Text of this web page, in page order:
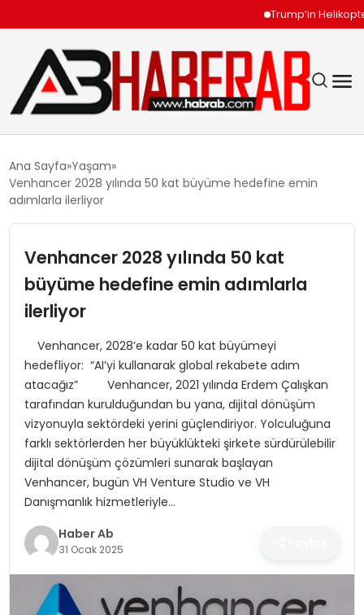
Trump’in Helikopteri
EKONOMI
TEKNOLOJI
SAĞLIK
MAGAZIN
YAŞAM
Ana Sayfa Yaşam
Venhancer 2028 yılında 50 kat büyüme hedefine emin
adımlarla ilerliyor
Venhancer 2028 yılında 50 kat
büyüme hedefine emin adımlarla
ilerliyor
Venhancer, 2028’e kadar 50 kat büyümeyi
hedefliyor: “AI’yi kullanarak global rekabete adım
atacağız” Venhancer, 2021 yılında Erdem Çalışkan
tarafından kurulduğundan bu yana, dijital dönüşüm
vizyonuyla sektördeki yerini güçlendiriyor. Yolculuğuna
farklı sektörlerden her büyüklükteki şirkete sürdürülebilir
dijital dönüşüm çözümleri sunarak başlayan
Venhancer, bugün VH Venture Studio ve VH
Danışmanlık hizmetleriyle…
Haber Ab
31 Ocak 2025